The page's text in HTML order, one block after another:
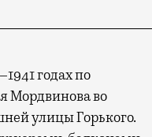
годах по
Мордвинова во
улицы Горького.